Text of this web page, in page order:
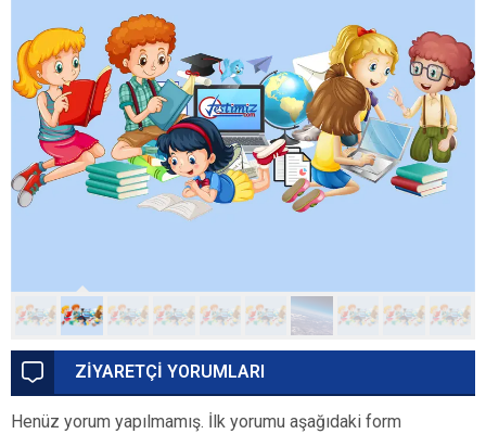
ZİYARETÇİ YORUMLARI
Henüz yorum yapılmamış. İlk yorumu aşağıdaki form